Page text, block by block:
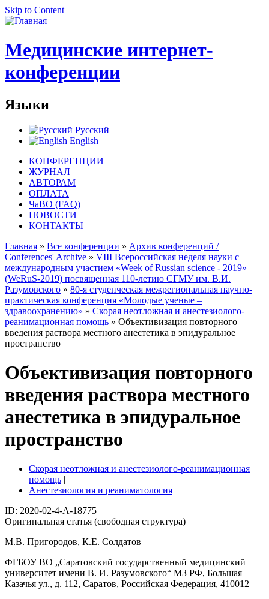
Skip to Content
Медицинские интернет-
конференции
Языки
Русский
English
КОНФЕРЕНЦИИ
ЖУРНАЛ
АВТОРАМ
ОПЛАТА
ЧаВО (FAQ)
НОВОСТИ
КОНТАКТЫ
Главная » Все конференции » Архив конференций /
Conferences' Archive » VIII Всероссийская неделя науки с
международным участием «Week of Russian science - 2019»
(WeRuS-2019) посвященная 110-летию СГМУ им. В.И.
Разумовского » 80-я студенческая межрегиональная научно-
практическая конференция «Молодые ученые –
здравоохранению» » Скорая неотложная и анестезиолого-
реанимационная помощь » Объективизация повторного
введения раствора местного анестетика в эпидуральное
пространство
Объективизация повторного
введения раствора местного
анестетика в эпидуральное
пространство
Скорая неотложная и анестезиолого-реанимационная
помощь |
Анестезиология и реаниматология
ID: 2020-02-4-A-18775
Оригинальная статья (свободная структура)
М.В. Пригородов, К.Е. Солдатов
ФГБОУ ВО „Саратовский государственный медицинский
университет имени В. И. Разумовского“ МЗ РФ, Большая
Казачья ул., д. 112, Саратов, Российская Федерация, 410012